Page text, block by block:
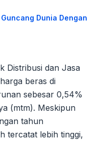
Dunia Dengan
Distribusi dan Jasa
beras di
sebesar 0,54%
(mtm). Meskipun
tahun
tercatat lebih tinggi,